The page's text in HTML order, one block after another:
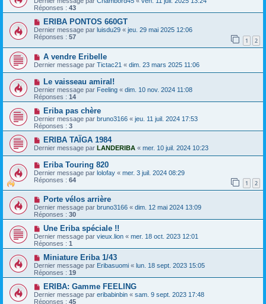
Réponses : 43
ERIBA PONTOS 660GT
Dernier message par luisdu29 « jeu. 29 mai 2025 12:06
Réponses : 57 1 2
A vendre Eribelle
Dernier message par Tictac21 « dim. 23 mars 2025 11:06
Le vaisseau amiral!
Dernier message par Feeling « dim. 10 nov. 2024 11:08
Réponses : 14
Eriba pas chère
Dernier message par bruno3166 « jeu. 11 juil. 2024 17:53
Réponses : 3
ERIBA TAÏGA 1984
Dernier message par LANDERIBA « mer. 10 juil. 2024 10:23
Eriba Touring 820
Dernier message par lolofay « mer. 3 juil. 2024 08:29
Réponses : 64 1 2
Porte vélos arrière
Dernier message par bruno3166 « dim. 12 mai 2024 13:09
Réponses : 30
Une Eriba spéciale !!
Dernier message par vieux.lion « mer. 18 oct. 2023 12:01
Réponses : 1
Miniature Eriba 1/43
Dernier message par Eribasuomi « lun. 18 sept. 2023 15:05
Réponses : 19
ERIBA: Gamme FEELING
Dernier message par eribabinbin « sam. 9 sept. 2023 17:48
Réponses : 45